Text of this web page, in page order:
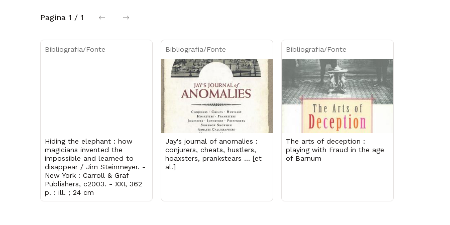
Pagina 1 / 1 precedentesuccessiva
Bibliografia/Fonte
Hiding the elephant : how
magicians invented the
impossible and learned to
disappear / Jim Steinmeyer. -
New York : Carroll & Graf
Publishers, c2003. - XXI, 362
p. : ill. ; 24 cm
Bibliografia/Fonte
Jay's journal of anomalies :
conjurers, cheats, hustlers,
hoaxsters, prankstears ... [et
al.]
Bibliografia/Fonte
The arts of deception :
playing with Fraud in the age
of Barnum